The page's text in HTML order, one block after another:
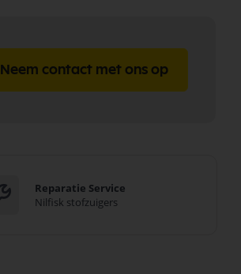
Neem contact met ons op
Reparatie Service
Nilfisk stofzuigers